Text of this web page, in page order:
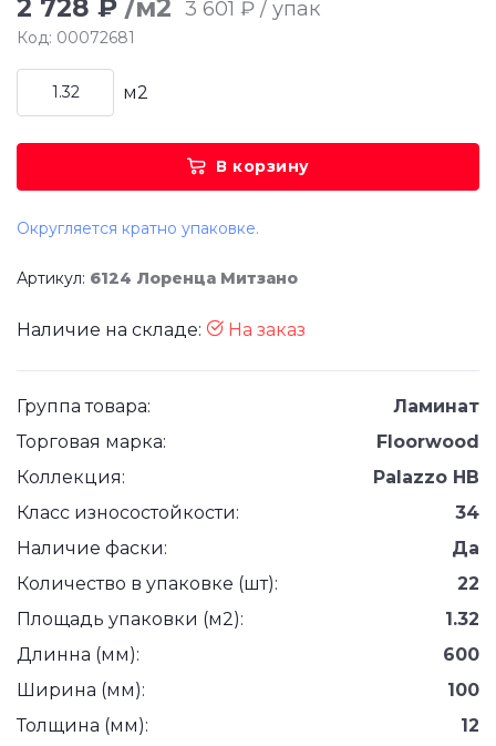
2 728 ₽ /м2 3 601 ₽ / упак
Код: 00072681
м2
В корзину
Округляется кратно упаковке.
Артикул: 6124 Лоренца Митзано
Наличие на складе: На заказ
Группа товара:
Ламинат
Торговая марка:
Floorwood
Коллекция:
Palazzo HB
Класс износостойкости:
34
Наличие фаски:
Да
Количество в упаковке (шт):
22
Площадь упаковки (м2):
1.32
Длинна (мм):
600
Ширина (мм):
100
Толщина (мм):
12